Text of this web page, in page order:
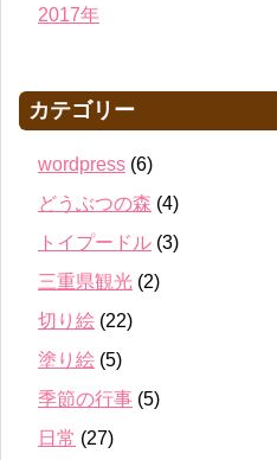
2017年
カテゴリー
wordpress (6)
どうぶつの森 (4)
トイプードル (3)
三重県観光 (2)
切り絵 (22)
塗り絵 (5)
季節の行事 (5)
日常 (27)